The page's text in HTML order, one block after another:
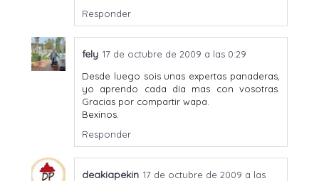
Responder
fely 17 de octubre de 2009 a las 0:29
Desde luego sois unas expertas panaderas,
yo aprendo cada día mas con vosotras.
Gracias por compartir wapa.
Bexinos.
Responder
deakiapekin 17 de octubre de 2009 a las